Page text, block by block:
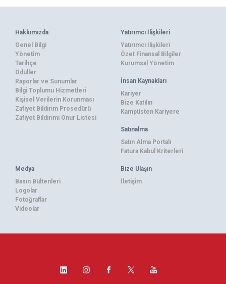
Hakkımızda
Genel Bilgi
Yönetim
Tarihçe
Ödüller
Raporlar ve Sunumlar
Bilgi Toplumu Hizmetleri
Kişisel Verilerin Korunması
Zafiyet Bildirim Prosedürü
Zafiyet Bildirimi Onur Listesi
Yatırımcı İlişkileri
Yatırımcı İlişkileri
Özet Finansal Bilgiler
Kurumsal Yönetim
İnsan Kaynakları
Kariyer
Bize Katılın
Kampüsten Kariyere
Satınalma
Satın Alma Portalı
Fatura Kabul Kriterleri
Medya
Basın Bültenleri
Logolar
Fotoğraflar
Videolar
Bize Ulaşın
İletişim